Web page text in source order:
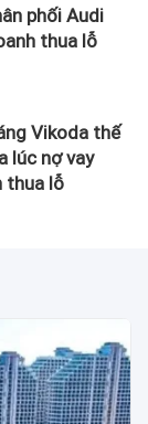
phối Audi
thua lỗ
Vikoda thế
lúc nợ vay
thua lỗ